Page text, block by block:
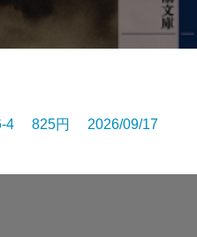
4 825円 2026/09/17